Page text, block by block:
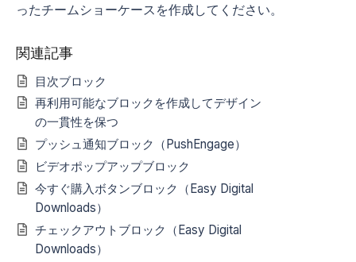
ったチームショーケースを作成してください。
関連記事
目次ブロック
再利用可能なブロックを作成してデザイン
の一貫性を保つ
プッシュ通知ブロック（PushEngage）
ビデオポップアップブロック
今すぐ購入ボタンブロック（Easy Digital
Downloads）
チェックアウトブロック（Easy Digital
Downloads）